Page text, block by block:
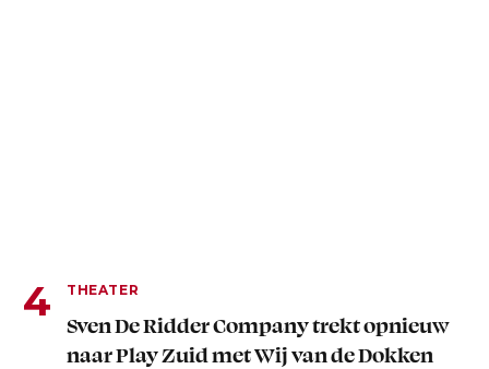
THEATER
Sven De Ridder Company trekt opnieuw
naar Play Zuid met Wij van de Dokken